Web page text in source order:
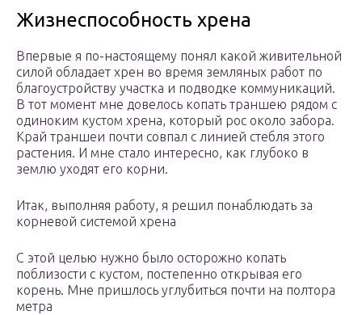
Жизнеспособность хрена
Впервые я по-настоящему понял какой живительной
силой обладает хрен во время земляных работ по
благоустройству участка и подводке коммуникаций.
В тот момент мне довелось копать траншею рядом с
одиноким кустом хрена, который рос около забора.
Край траншеи почти совпал с линией стебля этого
растения. И мне стало интересно, как глубоко в
землю уходят его корни.
Итак, выполняя работу, я решил понаблюдать за
корневой системой хрена
С этой целью нужно было осторожно копать
поблизости с кустом, постепенно открывая его
корень. Мне пришлось углубиться почти на полтора
метра